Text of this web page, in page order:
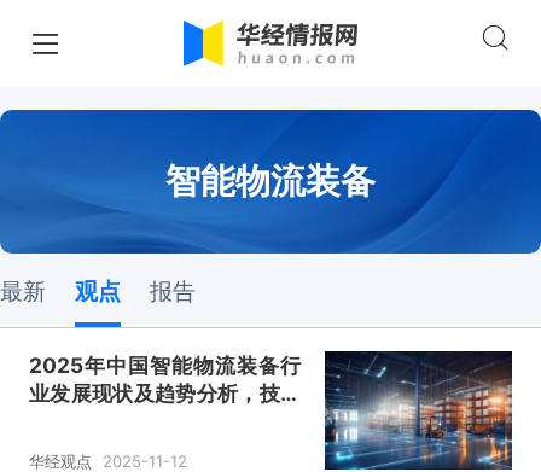
智能物流装备
最新 观点 报告
2025年中国智能物流装备行
业发展现状及趋势分析，技术
流与生产高度融合「图」
华经观点 2025-11-12